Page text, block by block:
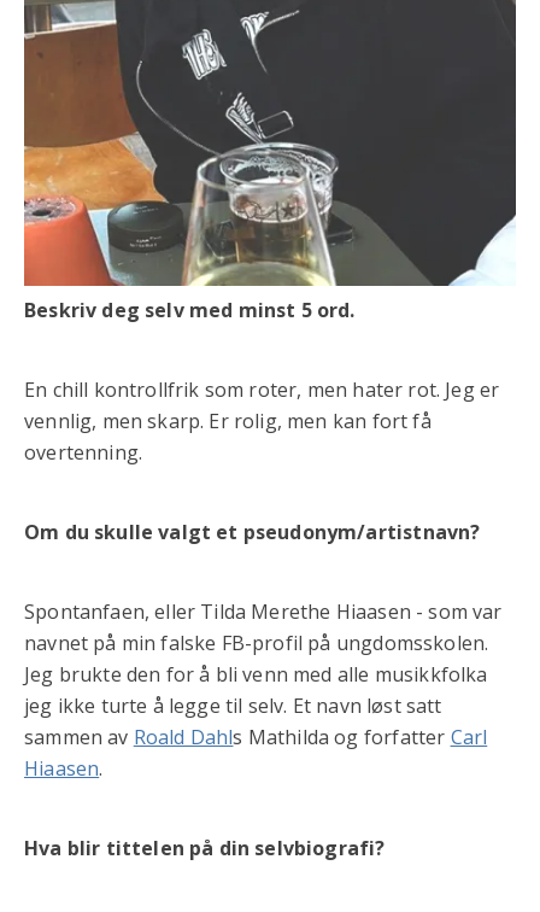
Beskriv deg selv med minst 5 ord.
En chill kontrollfrik som roter, men hater rot. Jeg er
vennlig, men skarp. Er rolig, men kan fort få
overtenning.
Om du skulle valgt et pseudonym/artistnavn?
Spontanfaen, eller Tilda Merethe Hiaasen - som var
navnet på min falske FB-profil på ungdomsskolen.
Jeg brukte den for å bli venn med alle musikkfolka
jeg ikke turte å legge til selv. Et navn løst satt
sammen av Roald Dahls Mathilda og forfatter Carl
Hiaasen.
Hva blir tittelen på din selvbiografi?